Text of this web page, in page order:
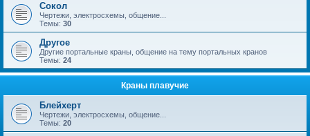
Сокол
Чертежи, электросхемы, общение...
Темы: 30
Другое
Другие портальные краны, общение на тему портальных кранов
Темы: 24
Краны плавучие
Блейхерт
Чертежи, электросхемы, общение...
Темы: 20